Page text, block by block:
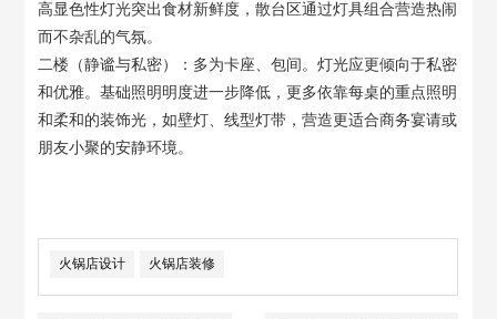
高显色性灯光突出食材新鲜度，散台区通过灯具组合营造热闹
而不杂乱的气氛。
二楼（静谧与私密）：多为卡座、包间。灯光应更倾向于私密
和优雅。基础照明明度进一步降低，更多依靠每桌的重点照明
和柔和的装饰光，如壁灯、线型灯带，营造更适合商务宴请或
朋友小聚的安静环境。
火锅店设计 火锅店装修